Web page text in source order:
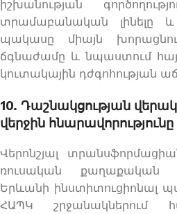
իշխանության
տրամաբանական լինելը և
պակասը միայն
ճգնաժամը և նպաստում
կուտակային դժգոհության
10. Դաշնակցության
վերջին հնարավորությունը
Վերոնշյալ
ռուսական քաղաքական
Երևանի ինստիտուցիոնալ
ՀԱՊԿ շրջանակներում